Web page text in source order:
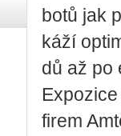
bo­tů jak
ká­ží
dů až po
firem